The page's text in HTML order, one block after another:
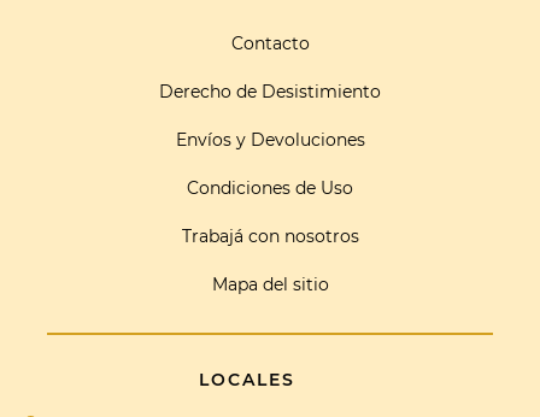
Contacto
Derecho de Desistimiento
Envíos y Devoluciones
Condiciones de Uso
Trabajá con nosotros
Mapa del sitio
LOCALES